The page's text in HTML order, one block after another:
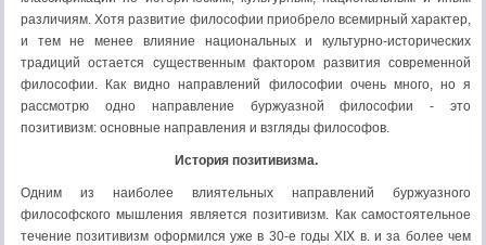
различиям. Хотя развитие философии приобрело всемирный характер,
и тем не менее влияние национальных и культурно-исторических
традиций остается существенным фактором развития современной
философии. Как видно направлений философии очень много, но я
рассмотрю одно направление буржуазной философии - это
позитивизм: основные направления и взгляды философов.
История позитивизма.
Одним из наиболее влиятельных направлений буржу­азного
философского мышления является позитивизм. Как самостоятельное
течение позитивизм оформился уже в 30-е годы XIX в. и за более чем